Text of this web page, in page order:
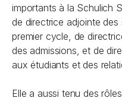
importants à la Schulich
de directrice adjointe
premier cycle, de
des admissions, et de
aux étudiants et des
Elle a aussi tenu des